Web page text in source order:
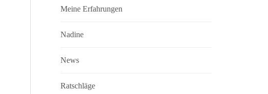
Meine Erfahrungen
Nadine
News
Ratschläge